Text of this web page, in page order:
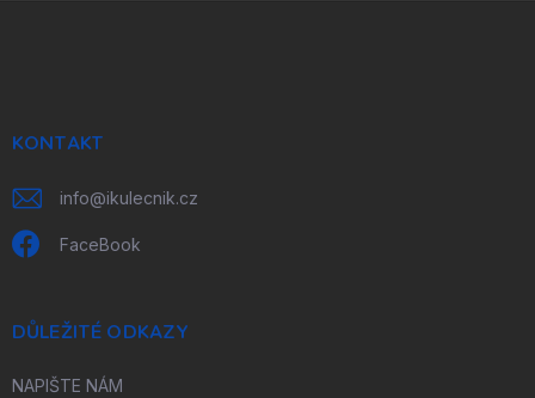
KONTAKT
info@ikulecnik.cz
FaceBook
DŮLEŽITÉ ODKAZY
NAPIŠTE NÁM